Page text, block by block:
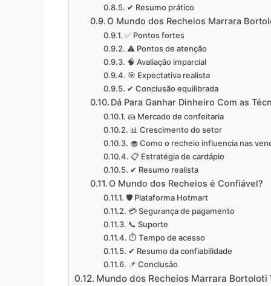
✔ Resumo prático
O Mundo dos Recheios Marrara
✅ Pontos fortes
⚠️ Pontos de atenção
🧠 Avaliação imparcial
🎯 Expectativa realista
✔ Conclusão equilibrada
Dá Para Ganhar Dinheiro Com as
🍰 Mercado de confeitaria
📊 Crescimento do setor
🧁 Como o recheio influencia nas
📋 Estratégia de cardápio
✔ Resumo realista
O Mundo dos Recheios é Confiável?
🛡️ Plataforma Hotmart
💳 Segurança de pagamento
📞 Suporte
⏱️ Tempo de acesso
✔ Resumo da confiabilidade
📌 Conclusão
Mundo dos Recheios Marrara Bortoloti